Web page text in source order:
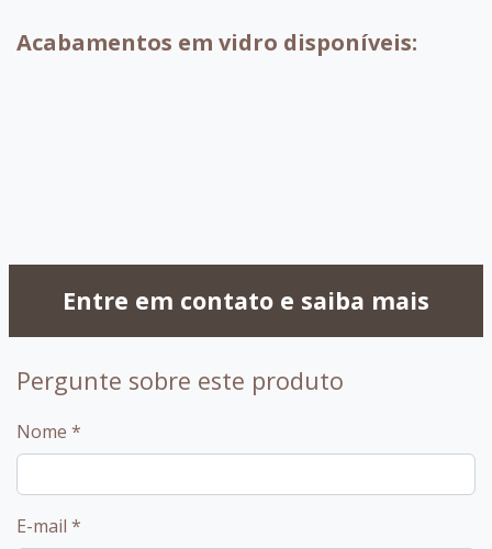
Acabamentos em vidro disponíveis:
Entre em contato e saiba mais
Pergunte sobre este produto
Nome *
E-mail *